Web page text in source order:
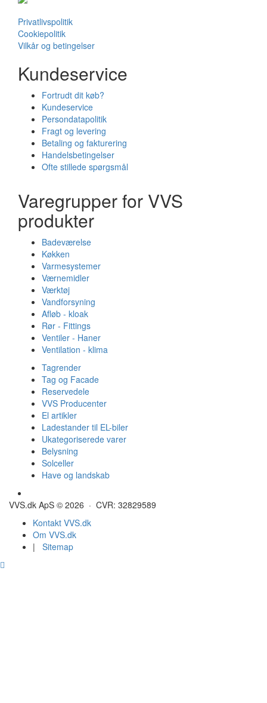
Privatlivspolitik
Cookiepolitik
Vilkår og betingelser
Kundeservice
Fortrudt dit køb?
Kundeservice
Persondatapolitik
Fragt og levering
Betaling og fakturering
Handelsbetingelser
Ofte stillede spørgsmål
Varegrupper for VVS
produkter
Badeværelse
Køkken
Varmesystemer
Værnemidler
Værktøj
Vandforsyning
Afløb - kloak
Rør - Fittings
Ventiler - Haner
Ventilation - klima
Tagrender
Tag og Facade
Reservedele
VVS Producenter
El artikler
Ladestander til EL-biler
Ukategoriserede varer
Belysning
Solceller
Have og landskab
VVS.dk ApS © 2026 · CVR: 32829589
Kontakt VVS.dk
Om VVS.dk
| Sitemap